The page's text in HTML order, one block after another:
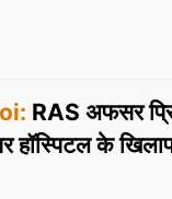
RAS अफसर
हॉस्पिटल के